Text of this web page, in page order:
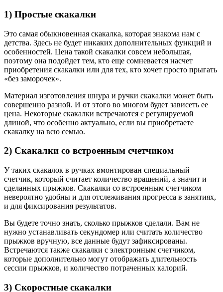
1) Простые скакалки
Это самая обыкновенная скакалка, которая знакома нам с
детства. Здесь не будет никаких дополнительных функций и
особенностей. Цена такой скакалки совсем небольшая,
поэтому она подойдет тем, кто еще сомневается насчет
приобретения скакалки или для тех, кто хочет просто прыгать
«без заморочек».
Материал изготовления шнура и ручки скакалки может быть
совершенно разной. И от этого во многом будет зависеть ее
цена. Некоторые скакалки встречаются с регулируемой
длиной, что особенно актуально, если вы приобретаете
скакалку на всю семью.
2) Скакалки со встроенным счетчиком
У таких скакалок в ручках вмонтирован специальный
счетчик, который считает количество вращений, а значит и
сделанных прыжков. Скакалки со встроенным счетчиком
невероятно удобны и для отслеживания прогресса в занятиях,
и для фиксирования результатов.
Вы будете точно знать, сколько прыжков сделали. Вам не
нужно устанавливать секундомер или считать количество
прыжков вручную, все данные будут зафиксированы.
Встречаются также скакалки с электронным счетчиком,
которые дополнительно могут отображать длительность
сессии прыжков, и количество потраченных калорий.
3) Скоростные скакалки